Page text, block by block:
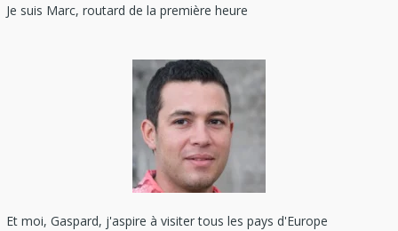
Je suis Marc, routard de la première heure
Et moi, Gaspard, j'aspire à visiter tous les pays d'Europe